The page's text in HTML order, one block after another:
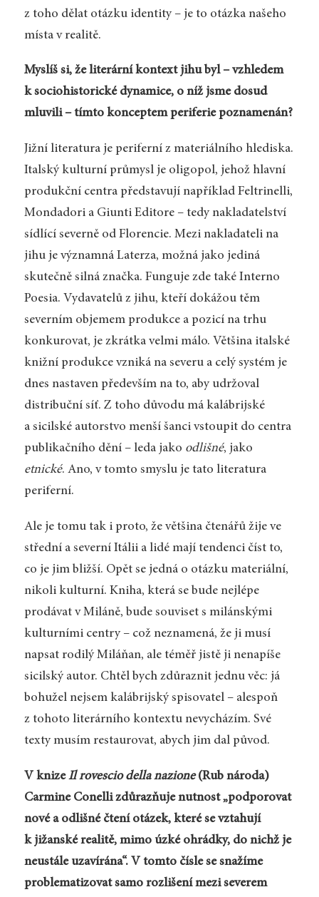
z toho dělat otázku identity – je to otázka našeho
místa v realitě.
Myslíš si, že literární kontext jihu byl – vzhledem
k sociohistorické dynamice, o níž jsme dosud
mluvili – tímto konceptem periferie poznamenán?
Jižní literatura je periferní z materiálního hlediska.
Italský kulturní průmysl je oligopol, jehož hlavní
produkční centra představují například Feltrinelli,
Mondadori a Giunti Editore – tedy nakladatelství
sídlící severně od Florencie. Mezi nakladateli na
jihu je významná Laterza, možná jako jediná
skutečně silná značka. Funguje zde také Interno
Poesia. Vydavatelů z jihu, kteří dokážou těm
severním objemem produkce a pozicí na trhu
konkurovat, je zkrátka velmi málo. Většina italské
knižní produkce vzniká na severu a celý systém je
dnes nastaven především na to, aby udržoval
distribuční síť. Z toho důvodu má kalábrijské
a sicilské autorstvo menší šanci vstoupit do centra
publikačního dění – leda jako odlišné, jako
etnické. Ano, v tomto smyslu je tato literatura
periferní.
Ale je tomu tak i proto, že většina čtenářů žije ve
střední a severní Itálii a lidé mají tendenci číst to,
co je jim bližší. Opět se jedná o otázku materiální,
nikoli kulturní. Kniha, která se bude nejlépe
prodávat v Miláně, bude souviset s milánskými
kulturními centry – což neznamená, že ji musí
napsat rodilý Miláňan, ale téměř jistě ji nenapíše
sicilský autor. Chtěl bych zdůraznit jednu věc: já
bohužel nejsem kalábrijský spisovatel – alespoň
z tohoto literárního kontextu nevycházím. Své
texty musím restaurovat, abych jim dal původ.
V knizeIl rovescio della nazione(Rub národa)
Carmine Conelli zdůrazňuje nutnost „podporovat
nové a odlišné čtení otázek, které se vztahují
k jižanské realitě, mimo úzké ohrádky, do nichž je
neustále uzavírána“. V tomto čísle se snažíme
problematizovat samo rozlišení mezi severem